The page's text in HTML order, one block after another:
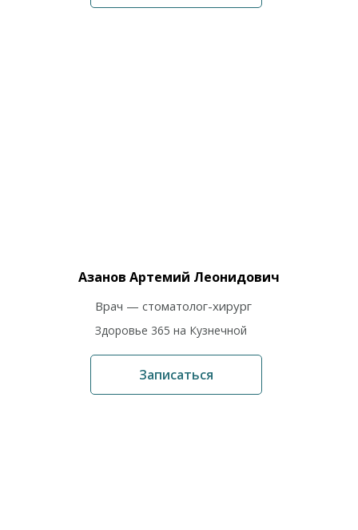
Азанов Артемий Леонидович
Врач — стоматолог-хирург
Здоровье 365 на Кузнечной
Записаться